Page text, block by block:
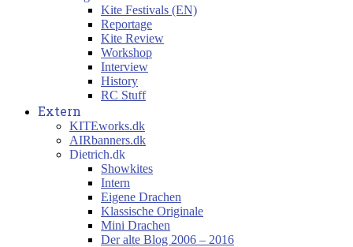
Kite Festivals (EN)
Reportage
Kite Review
Workshop
Interview
History
RC Stuff
Extern
KITEworks.dk
AIRbanners.dk
Dietrich.dk
Showkites
Intern
Eigene Drachen
Klassische Originale
Mini Drachen
Der alte Blog 2006 – 2016